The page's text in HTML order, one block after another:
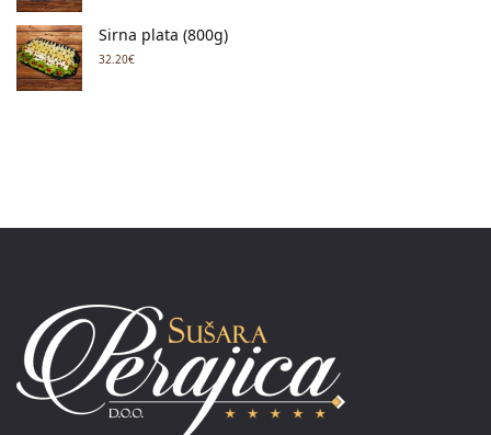
Sirna plata (800g)
32.20€